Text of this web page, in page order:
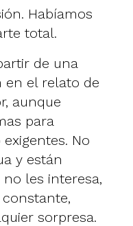
Habíamos
total.
de una
en el relato de
aunque
para
No
y están
les interesa,
sorpresa.